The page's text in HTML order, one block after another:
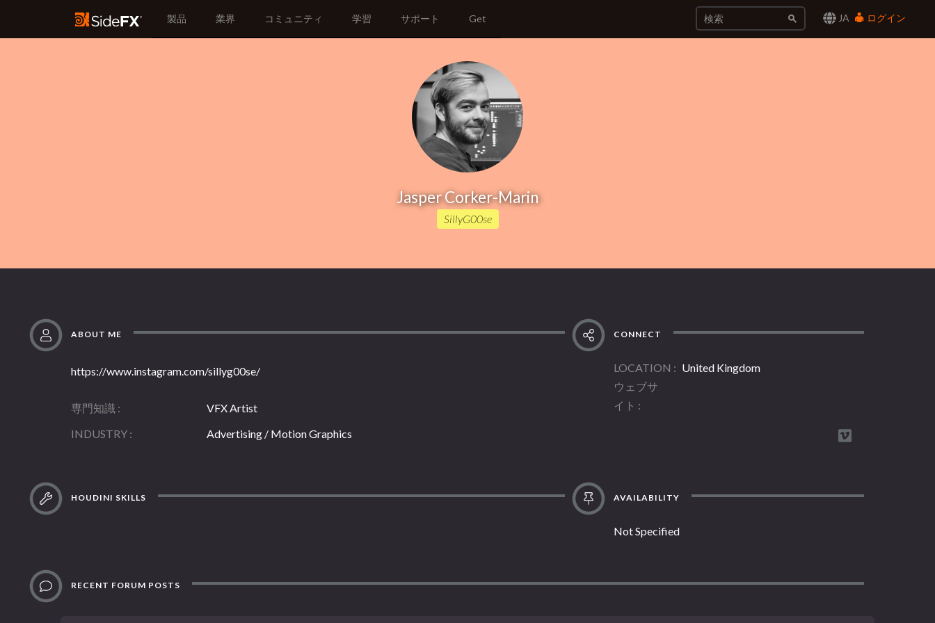
JA ログイン
製品 業界 コミュニティ 学習 サポート Get
Jasper Corker-Marin
SillyG00se
ABOUT ME
https://www.instagram.com/sillyg00se/
専門知識
VFX Artist
INDUSTRY
Advertising / Motion Graphics
CONNECT
LOCATION
United Kingdom
ウェブサ
イト
HOUDINI SKILLS AVAILABILITY
Not Specified
RECENT FORUM POSTS